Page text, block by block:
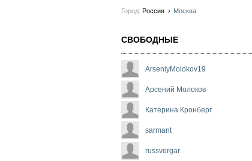
Город: Россия › Москва
СВОБОДНЫЕ
ArseniyMolokov19
Арсений Молоков
Катерина Кронберг
sarmant
russvergar